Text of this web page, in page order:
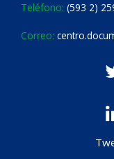
Teléfono: (593 2)
Correo: